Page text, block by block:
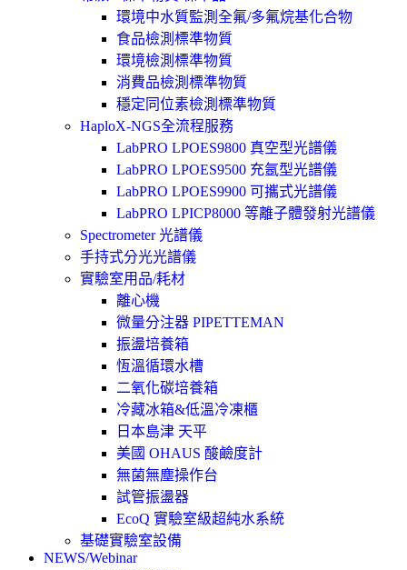
環境中水質監測全氟/多氟烷基化合物
食品檢測標準物質
環境檢測標準物質
消費品檢測標準物質
穩定同位素檢測標準物質
HaploX-NGS全流程服務
LabPRO LPOES9800 真空型光譜儀
LabPRO LPOES9500 充氬型光譜儀
LabPRO LPOES9900 可攜式光譜儀
LabPRO LPICP8000 等離子體發射光譜儀
Spectrometer 光譜儀
手持式分光光譜儀
實驗室用品/耗材
離心機
微量分注器 PIPETTEMAN
振盪培養箱
恆溫循環水槽
二氧化碳培養箱
冷藏冰箱&低溫冷凍櫃
日本島津 天平
美國 OHAUS 酸鹼度計
無菌無塵操作台
試管振盪器
EcoQ 實驗室級超純水系統
基礎實驗室設備
NEWS/Webinar